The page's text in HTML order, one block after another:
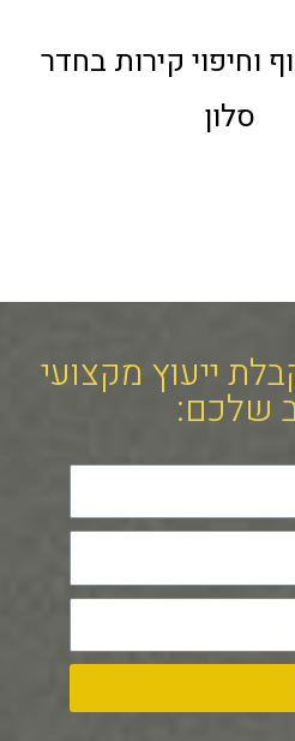
וחיפוי קירות בחדר
סלון
ייעוץ מקצועי
שלכם: